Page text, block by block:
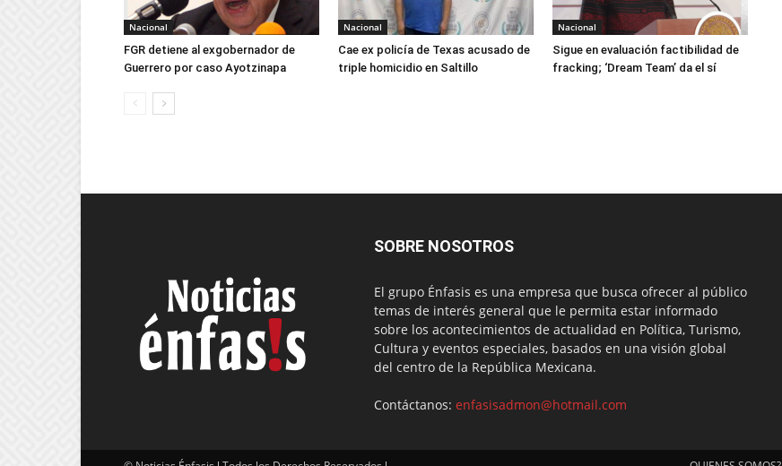
Nacional
FGR detiene al exgobernador de
Guerrero por caso Ayotzinapa
Nacional
Cae ex policía de Texas acusado de
triple homicidio en Saltillo
Nacional
Sigue en evaluación factibilidad de
fracking; ‘Dream Team’ da el sí
SOBRE NOSOTROS
El grupo Énfasis es una empresa que busca ofrecer al público
temas de interés general que le permita estar informado
sobre los acontecimientos de actualidad en Política, Turismo,
Cultura y eventos especiales, basados en una visión global
del centro de la República Mexicana.
Contáctanos: enfasisadmon@hotmail.com